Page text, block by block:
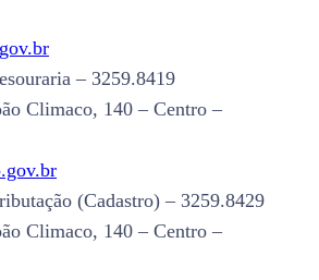
– 3259.8419
Climaco, 140 – Centro –
(Cadastro) – 3259.8429
Climaco, 140 – Centro –